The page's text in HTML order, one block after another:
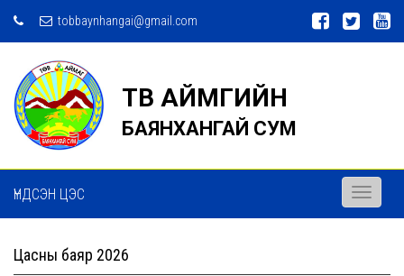
tobbaynhangai@gmail.com
ТӨВ АЙМГИЙН
БАЯНХАНГАЙ СУМ
ҮНДСЭН ЦЭС
Toggle
Цасны баяр 2026